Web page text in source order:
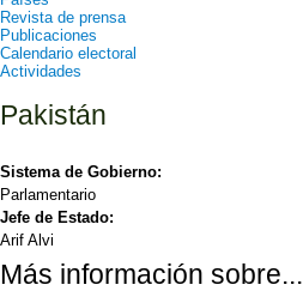
Revista de prensa
Publicaciones
Calendario electoral
Actividades
Pakistán
Sistema de Gobierno:
Parlamentario
Jefe de Estado:
Arif Alvi
Más información sobre...